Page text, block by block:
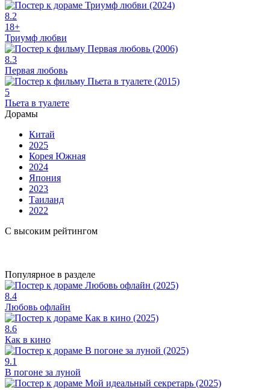
8.2
18+
Триумф любви
8.3
Первая любовь
5
Пьета в туалете
Дорамы
Китай
2025
Корея Южная
2024
Япония
2023
Таиланд
2022
С высоким рейтингом
Популярное в разделе
8.4
Любовь офлайн
8.6
Как в кино
9.1
В погоне за луной